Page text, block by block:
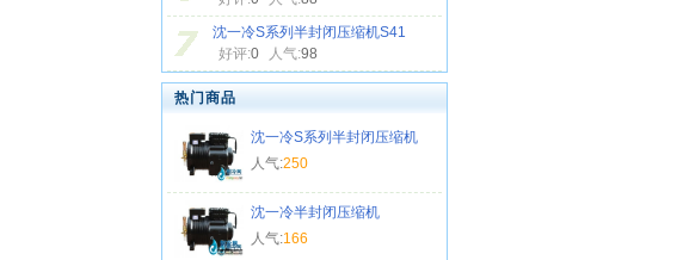
沈一冷S系列半封闭压缩机S41
好评:0 人气:98
热门商品
沈一冷S系列半封闭压缩机
人气:250
沈一冷半封闭压缩机
人气:166